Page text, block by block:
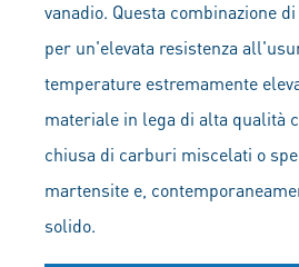
vanadio. Questa combinazione
per un'elevata resistenza
temperature estremamente
materiale in lega di alta qualità
chiusa di carburi miscelati o
martensite e,
solido.